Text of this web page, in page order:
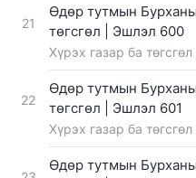
21
Өдөр тутмын
төгсгөл | Эшлэл 600
Хүрэх газар ба төгсгөл
22
Өдөр тутмын
төгсгөл | Эшлэл 601
Хүрэх газар ба төгсгөл
Өдөр тутмын